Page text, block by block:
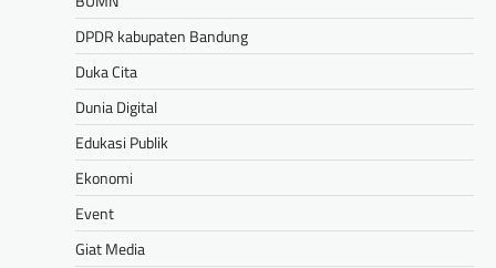
DPDR kabupaten Bandung
Duka Cita
Dunia Digital
Edukasi Publik
Ekonomi
Event
Giat Media